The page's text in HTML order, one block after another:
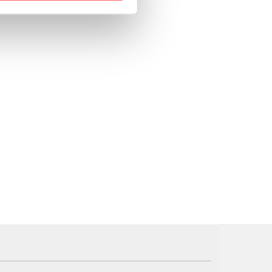
de análise, com parceiros
sua experiência de